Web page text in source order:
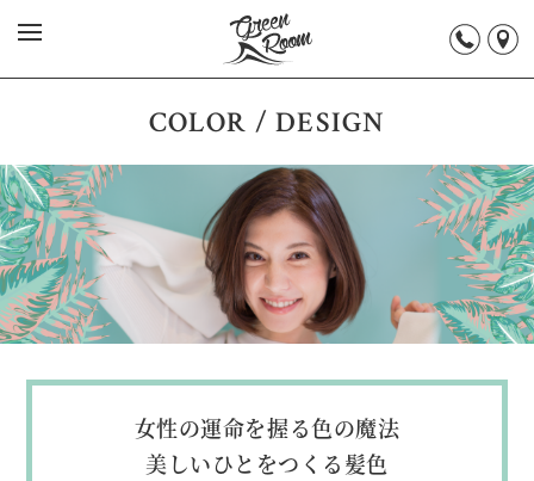
COLOR / DESIGN
女性の運命を握る色の魔法
美しいひとをつくる髪色